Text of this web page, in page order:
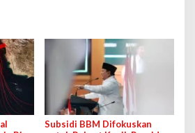
Subsidi BBM Difokuskan